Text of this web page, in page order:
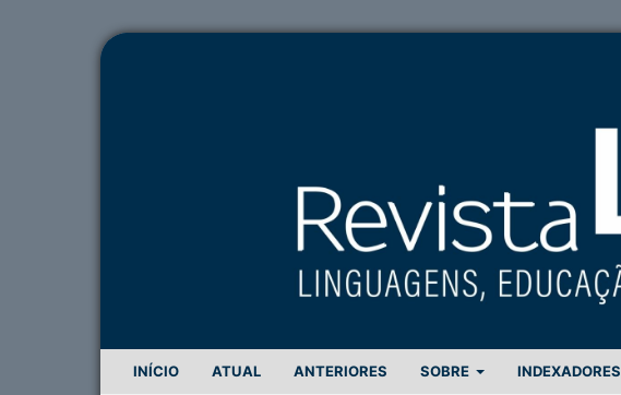
INÍCIO ATUAL ANTERIORES SOBRE INDEXADORES